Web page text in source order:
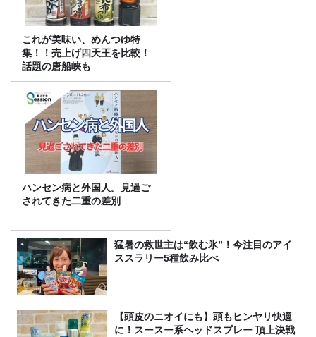
これが美味い、めんつゆ特
集！！売上げ四天王を比較！
話題の唐船峡も
ハンセン病と外国人。見過ご
されてきた二重の差別
猛暑の救世主は“飲む氷”！今注目のアイ
ススラリー5種飲み比べ
【頭皮のニオイにも】頭もヒンヤリ快適
に！スースー系ヘッドスプレー 頂上決戦